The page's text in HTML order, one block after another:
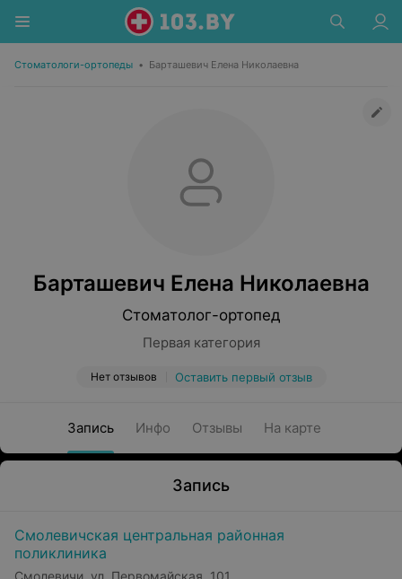
Стоматологи-ортопеды • Барташевич Елена Николаевна
Барташевич Елена Николаевна
Стоматолог-ортопед
Первая категория
Нет отзывов Оставить первый отзыв
Запись Инфо Отзывы На карте
Запись
Смолевичская центральная районная
поликлиника
Смолевичи, ул. Первомайская, 101